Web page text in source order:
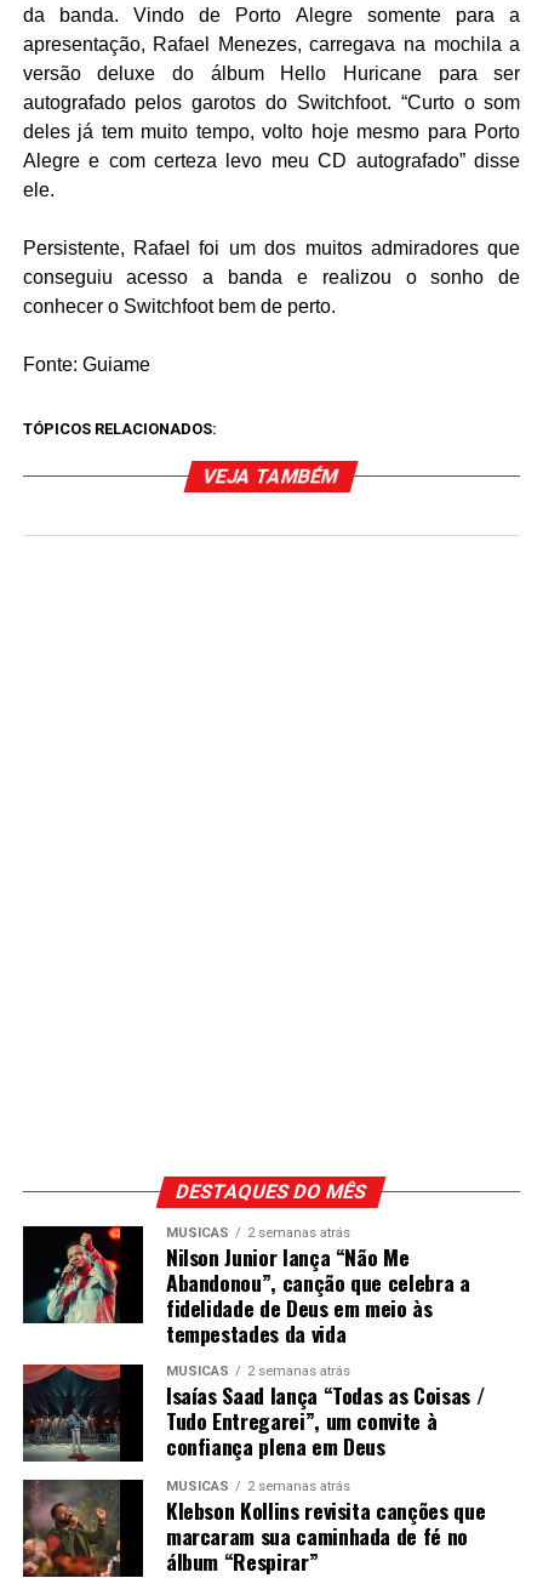
da banda. Vindo de Porto Alegre somente para a
apresentação, Rafael Menezes, carregava na mochila a
versão deluxe do álbum Hello Huricane para ser
autografado pelos garotos do Switchfoot. “Curto o som
deles já tem muito tempo, volto hoje mesmo para Porto
Alegre e com certeza levo meu CD autografado” disse
ele.
Persistente, Rafael foi um dos muitos admiradores que
conseguiu acesso a banda e realizou o sonho de
conhecer o Switchfoot bem de perto.
Fonte: Guiame
TÓPICOS RELACIONADOS:
VEJA TAMBÉM
DESTAQUES DO MÊS
MÚSICAS 2 semanas atrás
Nilson Junior lança “Não Me
Abandonou”, canção que celebra a
fidelidade de Deus em meio às
tempestades da vida
MÚSICAS 2 semanas atrás
Isaías Saad lança “Todas as Coisas /
Tudo Entregarei”, um convite à
confiança plena em Deus
MÚSICAS 2 semanas atrás
Klebson Kollins revisita canções que
marcaram sua caminhada de fé no
álbum “Respirar”